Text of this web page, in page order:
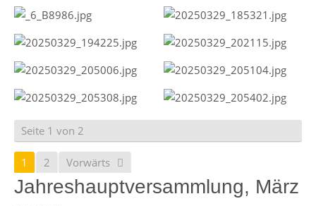
Seite 1 von 2
1 2 Vorwärts
Jahreshauptversammlung, März